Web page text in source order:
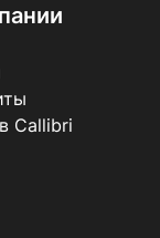
Callibri